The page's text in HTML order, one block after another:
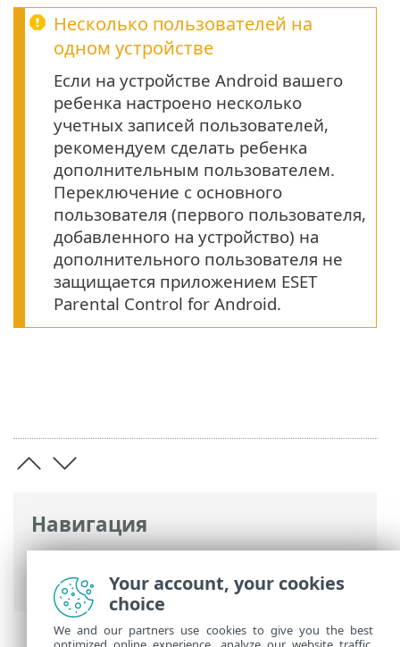
Навигация
Control for Android>Установка
Несколько пользователей на
одном устройстве
Если на устройстве Android вашего
ребенка настроено несколько
учетных записей пользователей,
рекомендуем сделать ребенка
дополнительным пользователем.
Переключение с основного
пользователя (первого пользователя,
добавленного на устройство) на
дополнительного пользователя не
защищается приложением ESET
Parental Control for Android.
Your account, your cookies
choice
We and our partners use cookies to give you the best